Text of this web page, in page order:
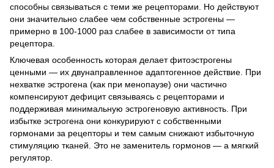
способны связываться с теми же рецепторами. Но действуют
они значительно слабее чем собственные эстрогены —
примерно в 100-1000 раз слабее в зависимости от типа
рецептора.
Ключевая особенность которая делает фитоэстрогены
ценными — их двунаправленное адаптогенное действие. При
нехватке эстрогена (как при менопаузе) они частично
компенсируют дефицит связываясь с рецепторами и
поддерживая минимальную эстрогеновую активность. При
избытке эстрогена они конкурируют с собственными
гормонами за рецепторы и тем самым снижают избыточную
стимуляцию тканей. Это не заменитель гормонов — а мягкий
регулятор.